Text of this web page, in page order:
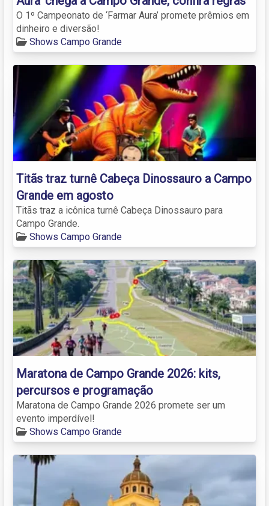
O 1º Campeonato de ‘Farmar Aura’ promete prêmios em
dinheiro e diversão!
Shows Campo Grande
Titãs traz turnê Cabeça Dinossauro a Campo
Grande em agosto
Titãs traz a icônica turnê Cabeça Dinossauro para
Campo Grande.
Shows Campo Grande
Maratona de Campo Grande 2026: kits,
percursos e programação
Maratona de Campo Grande 2026 promete ser um
evento imperdível!
Shows Campo Grande